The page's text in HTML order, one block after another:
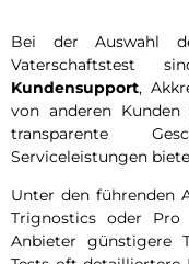
Bei der Auswahl
Vaterschaftstest
Kundensupport,
von anderen Kunden
transparente
Serviceleistungen
Unter den führenden
Trignostics oder
Anbieter günstigere